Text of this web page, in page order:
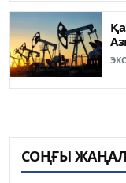
СОҢҒЫ